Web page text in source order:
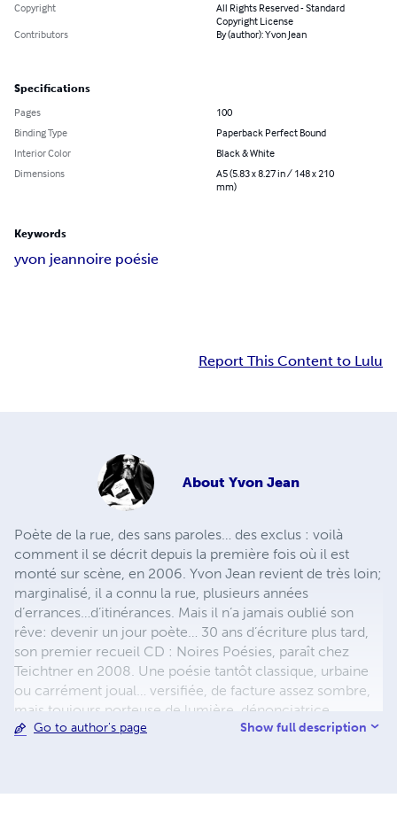
Copyright
All Rights Reserved - Standard
Copyright License
Contributors
By (author): Yvon Jean
Specifications
Pages
100
Binding Type
Paperback Perfect Bound
Interior Color
Black & White
Dimensions
A5 (5.83 x 8.27 in / 148 x 210
mm)
Keywords
yvon jeannoire poésie
Report This Content to Lulu
About Yvon Jean
Poète de la rue, des sans paroles… des exclus : voilà
comment il se décrit depuis la première fois où il est
monté sur scène, en 2006. Yvon Jean revient de très loin;
marginalisé, il a connu la rue, plusieurs années
d’errances…d’itinérances. Mais il n’a jamais oublié son
rêve: devenir un jour poète… 30 ans d’écriture plus tard,
son premier recueil CD : Noires Poésies, paraît chez
Teichtner en 2008. Une poésie tantôt classique, urbaine
ou carrément joual… versifiée, de facture assez sombre,
mais toujours porteuse de lumière, dénonciatrice,
donnant la parole aux exclus de ce monde. Il publie aussi
Go to author's page Show full description